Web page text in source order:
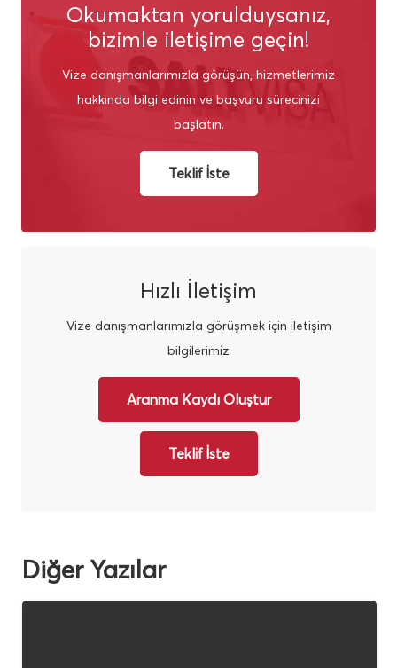
Okumaktan yorulduysanız,
bizimle iletişime geçin!
Vize danışmanlarımızla görüşün, hizmetlerimiz
hakkında bilgi edinin ve başvuru sürecinizi
başlatın.
Teklif İste
Hızlı İletişim
Vize danışmanlarımızla görüşmek için iletişim
bilgilerimiz
Aranma Kaydı Oluştur
Teklif İste
Diğer Yazılar